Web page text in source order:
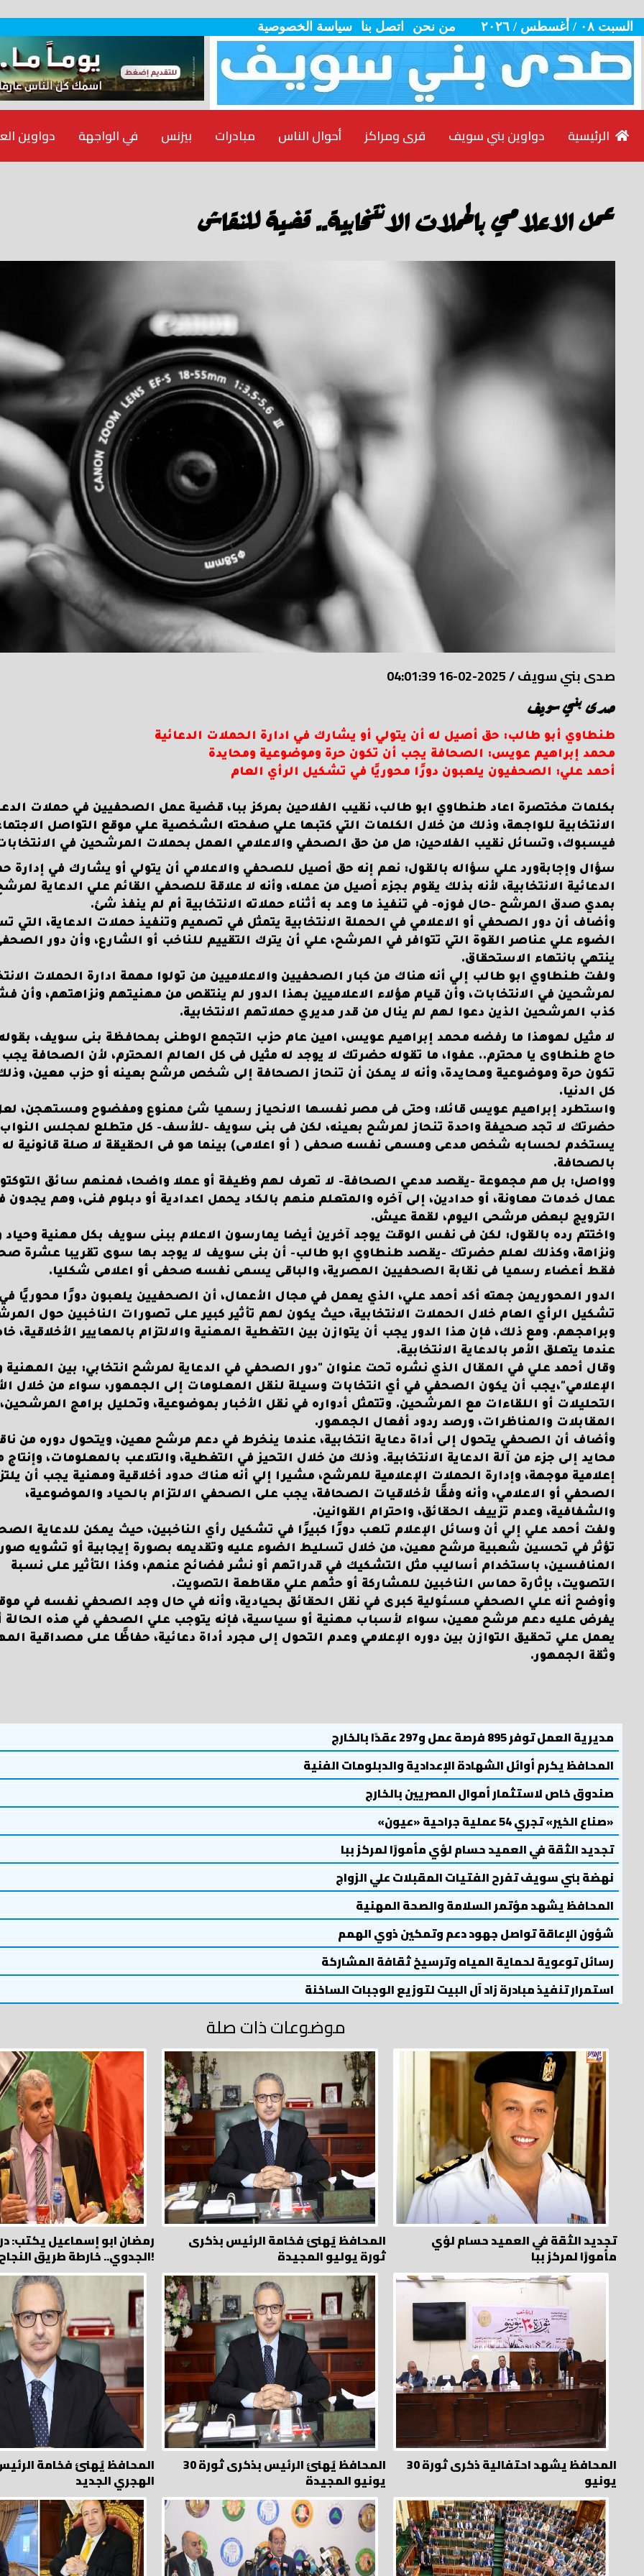
السبت ٠٨ / أغسطس / ٢٠٢٦ من نحن اتصل بنا سياسة الخصوصية
دواوين في الواجهة بيزنس مبادرات أحوال الناس قرى ومراكز دواوين بني سويف
عمل الاعلامي بالحملات الانتخابية.. قضية للنقاش
صدى بني سويف/
2025-02-16 04:01:39
صدى بني سويف
طنطاوي أبو طالب: حق أصيل له أن يتولي أو يشارك في ادارة الحملات الدعائية
محمد إبراهيم عويس: الصحافة يجب أن تكون حرة وموضوعية ومحايدة
أحمد علي: الصحفيون يلعبون دورًا محوريًا في تشكيل الرأي العام
بكلمات مختصرة اعاد طنطاوي ابو طالب، نقيب الفلاحين بمركز ببا، قضية عمل الصحفيين في حملات
الانتخابية للواجهة، وذلك من خلال الكلمات التي كتبها علي صفحته الشخصية علي موقع التواصل
فيسبوك، وتسائل نقيب الفلاحين: هل من حق الصحفي والاعلامي العمل بحملات المرشحين في
سؤال وإجابةورد علي سؤاله بالقول: نعم إنه حق أصيل للصحفي والاعلامي أن يتولي أو يشارك في إدارة
الدعائية الانتخابية، لأنه بذلك يقوم بجزء أصيل من عمله، وأنه لا علاقة للصحفي القائم علي الدعاية
بمدي صدق المرشح -حال فوزه- في تنفيذ ما وعد به أثناء حملاته الانتخابية أم لم ينفذ شئ.
وأضاف أن دور الصحفي أو الاعلامي في الحملة الانتخابية يتمثل في تصميم وتنفيذ حملات الدعاية، التي
الضوء علي عناصر القوة التي تتوافر في المرشح، علي أن يترك التقييم للناخب أو الشارع، وأن دور
ينتهي بانتهاء الاستحقاق.
ولفت طنطاوي ابو طالب إلي أنه هناك من كبار الصحفيين والاعلاميين من تولوا مهمة ادارة الحملات
لمرشحين في الانتخابات، وأن قيام هؤلاء الاعلاميين بهذا الدور لم ينتقص من مهنيتهم ونزاهتهم، وأن
كذب المرشحين الذين دعوا لهم لم ينال من قدر مديري حملاتهم الانتخابية.
لا مثيل لهوهذا ما رفضه محمد إبراهيم عويس، امين عام حزب التجمع الوطنى بمحافظة بنى سويف،
حاج طنطاوى يا محترم.. عفوا، ما تقوله حضرتك لا يوجد له مثيل فى كل العالم المحترم، لأن الصحافة
تكون حرة وموضوعية ومحايدة، وأنه لا يمكن أن تنحاز الصحافة إلى شخص مرشح بعينه أو حزب معين،
كل الدنيا.
واستطرد إبراهيم عويس قائلا: وحتى فى مصر نفسها الانحياز رسميا شئ ممنوع ومفضوح ومستهجن،
حضرتك لا تجد صحيفة واحدة تنحاز لمرشح بعينه، لكن فى بنى سويف -للأسف- كل متطلع لمجلس النواب
يستخدم لحسابه شخص مدعى ومسمى نفسه صحفى ( أو اعلامى) بينما هو فى الحقيقة لا صلة قانونية له
بالصحافة.
وواصل: بل هم مجموعة -يقصد مدعي الصحافة- لا تعرف لهم وظيفة أو عملا واضحا، فمنهم سائق
عمال خدمات معاونة، أو حدادين، إلى آخره والمتعلم منهم بالكاد يحمل اعدادية أو دبلوم فنى، وهم يجدون
الترويج لبعض مرشحى اليوم، لقمة عيش.
واختتم رده بالقول: لكن فى نفس الوقت يوجد آخرين أيضا يمارسون الاعلام ببنى سويف بكل مهنية
ونزاهة، وكذلك لعلم حضرتك -يقصد طنطاوي ابو طالب- أن بنى سويف لا يوجد بها سوى تقريبا عشرة
فقط أعضاء رسميا فى نقابة الصحفيين المصرية، والباقى يسمى نفسه صحفى أو اعلامى شكليا.
الدور المحوريمن جهته أكد أحمد علي، الذي يعمل في مجال الأعمال، أن الصحفيين يلعبون دورًا محوريًا
تشكيل الرأي العام خلال الحملات الانتخابية، حيث يكون لهم تأثير كبير على تصورات الناخبين حول
وبرامجهم. ومع ذلك، فإن هذا الدور يجب أن يتوازن بين التغطية المهنية والالتزام بالمعايير الأخلاقية،
عندما يتعلق الأمر بالدعاية الانتخابية.
وقال أحمد علي في المقال الذي نشره تحت عنوان "دور الصحفي في الدعاية لمرشح انتخابي: بين المهنية
الإعلامي"،يجب أن يكون الصحفي في أي انتخابات وسيلة لنقل المعلومات إلى الجمهور، سواء من خلال
التحليلات أو اللقاءات مع المرشحين. وتتمثل أدواره في نقل الأخبار بموضوعية، وتحليل برامج المرشحين،
المقابلات والمناظرات، ورصد ردود أفعال الجمهور.
وأضاف أن الصحفي يتحول إلى أداة دعاية انتخابية، عندما ينخرط في دعم مرشح معين، ويتحول دوره من
محايد إلى جزء من آلة الدعاية الانتخابية. وذلك من خلال التحيز في التغطية، والتلاعب بالمعلومات، وإنتاج
إعلامية موجهة، وإدارة الحملات الإعلامية للمرشح، مشيرا إلي أنه هناك حدود أخلاقية ومهنية يجب أن
الصحفي أو الاعلامي، وأنه وفقًا لأخلاقيات الصحافة، يجب على الصحفي الالتزام بالحياد والموضوعية،
والشفافية، وعدم تزييف الحقائق، واحترام القوانين.
ولفت أحمد علي إلي أن وسائل الإعلام تلعب دورًا كبيرًا في تشكيل رأي الناخبين، حيث يمكن للدعاية
تؤثر في تحسين شعبية مرشح معين، من خلال تسليط الضوء عليه وتقديمه بصورة إيجابية أو تشويه
المنافسين، باستخدام أساليب مثل التشكيك في قدراتهم أو نشر فضائح عنهم، وكذا التأثير على نسبة
التصويت، بإثارة حماس الناخبين للمشاركة أو حثهم علي مقاطعة التصويت.
وأوضح أنه علي الصحفي مسئولية كبرى في نقل الحقائق بحيادية، وأنه في حال وجد الصحفي نفسه في
يفرض عليه دعم مرشح معين، سواء لأسباب مهنية أو سياسية، فإنه يتوجب علي الصحفي في هذه الحالة
يعمل علي تحقيق التوازن بين دوره الإعلامي وعدم التحول إلى مجرد أداة دعائية، حفاظًا على مصداقية
وثقة الجمهور.
مديرية العمل توفر 895 فرصة عمل و297 عقدًا بالخارج
المحافظ يكرم أوائل الشهادة الإعدادية والدبلومات الفنية
صندوق خاص لاستثمار أموال المصريين بالخارج
«صناع الخير» تجري 54 عملية جراحية «عيون»
تجديد الثقة في العميد حسام لؤي مأمورًا لمركز ببا
نهضة بني سويف تفرح الفتيات المقبلات علي الزواج
المحافظ يشهد مؤتمر السلامة والصحة المهنية
شؤون الإعاقة تواصل جهود دعم وتمكين ذوي الهمم
رسائل توعوية لحماية المياه وترسيخ ثقافة المشاركة
استمرار تنفيذ مبادرة زاد آل البيت لتوزيع الوجبات الساخنة
موضوعات ذات صلة
تجديد الثقة في العميد حسام لؤي
مأمورًا لمركز ببا
المحافظ يُهنئ فخامة الرئيس بذكرى
ثورة يوليو المجيدة
رمضان ابو إسماعيل يكتب:
الجدوي.. خارطة طريق النجاح!
المحافظ يشهد احتفالية ذكرى ثورة 30
يونيو
المحافظ يُهنئ الرئيس بذكرى ثورة 30
يونيو المجيدة
المحافظ يُهنئ فخامة
الهجري الجديد